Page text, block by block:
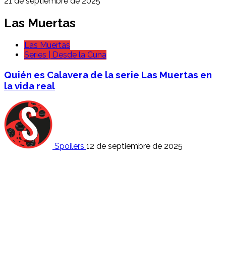
Las Muertas
Las Muertas
Series | Desde la Cuna
Quién es Calavera de la serie Las Muertas en
la vida real
Spoilers 12 de septiembre de 2025